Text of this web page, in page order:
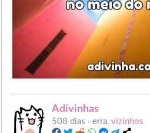
Adivinhas
508 dias ·erra,vizinhos